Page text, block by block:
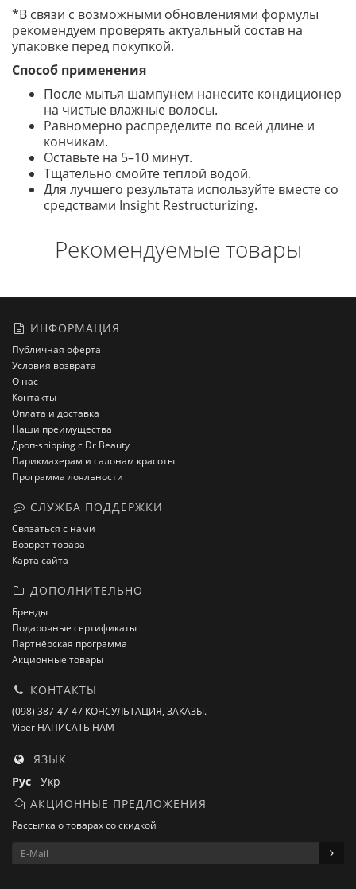
*В связи с возможными обновлениями формулы
рекомендуем проверять актуальный состав на
упаковке перед покупкой.
Способ применения
После мытья шампунем нанесите кондиционер
на чистые влажные волосы.
Равномерно распределите по всей длине и
кончикам.
Оставьте на 5–10 минут.
Тщательно смойте теплой водой.
Для лучшего результата используйте вместе со
средствами Insight Restructurizing.
Рекомендуемые товары
ИНФОРМАЦИЯ
Публичная оферта
Условия возврата
О нас
Контакты
Оплата и доставка
Наши преимущества
Дроп-shipping с Dr Beauty
Парикмахерам и салонам красоты
Программа лояльности
СЛУЖБА ПОДДЕРЖКИ
Связаться с нами
Возврат товара
Карта сайта
ДОПОЛНИТЕЛЬНО
Бренды
Подарочные сертификаты
Партнёрская программа
Акционные товары
КОНТАКТЫ
(098) 387-47-47 КОНСУЛЬТАЦИЯ, ЗАКАЗЫ.
Viber НАПИСАТЬ НАМ
ЯЗЫК
Рус Укр
АКЦИОННЫЕ ПРЕДЛОЖЕНИЯ
Рассылка о товарах со скидкой